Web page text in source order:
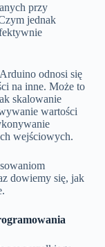
przy
jednak
odnosi się
na inne. Może to
skalowanie
wartości
wejściowych.
dowiemy się, jak